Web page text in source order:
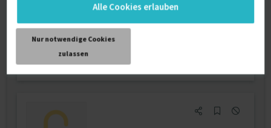
Alle Cookies erlauben
Nur notwendige Cookies
zulassen
D-Göttingen
12.07.2026 07:30